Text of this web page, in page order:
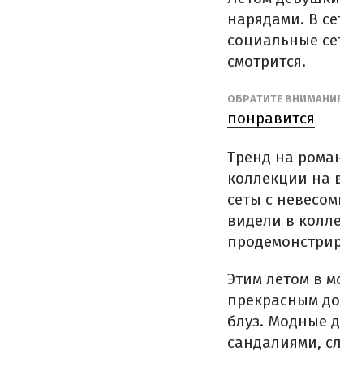
нарядами. В
социальные
смотрится.
ОБРАТИТЕ
понравится
Тренд на
коллекции на
сеты с
видели в
Этим летом в
прекрасным
блуз. Модные
сандалиями,